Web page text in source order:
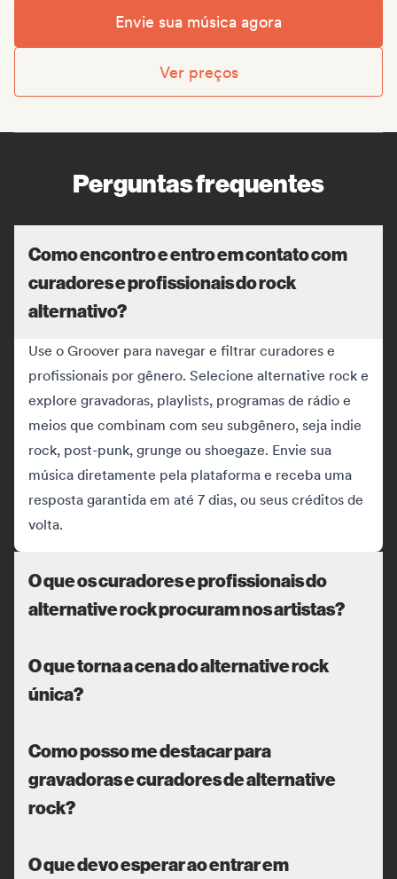
Envie sua música agora
Ver preços
Perguntas frequentes
Como encontro e entro em contato com
curadores e profissionais do rock
alternativo?
Use o Groover para navegar e filtrar curadores e
profissionais por gênero. Selecione alternative rock e
explore gravadoras, playlists, programas de rádio e
meios que combinam com seu subgênero, seja indie
rock, post-punk, grunge ou shoegaze. Envie sua
música diretamente pela plataforma e receba uma
resposta garantida em até 7 dias, ou seus créditos de
volta.
O que os curadores e profissionais do
alternative rock procuram nos artistas?
O que torna a cena do alternative rock
única?
Como posso me destacar para
gravadoras e curadores de alternative
rock?
O que devo esperar ao entrar em